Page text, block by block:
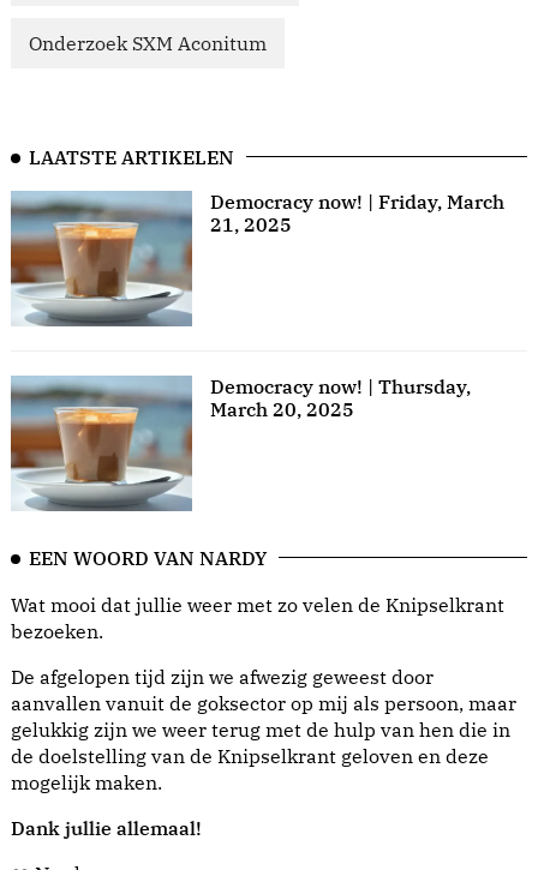
Onderzoek SXM Aconitum
LAATSTE ARTIKELEN
Democracy now! | Friday, March
21, 2025
Democracy now! | Thursday,
March 20, 2025
EEN WOORD VAN NARDY
Wat mooi dat jullie weer met zo velen de Knipselkrant
bezoeken.
De afgelopen tijd zijn we afwezig geweest door
aanvallen vanuit de goksector op mij als persoon, maar
gelukkig zijn we weer terug met de hulp van hen die in
de doelstelling van de Knipselkrant geloven en deze
mogelijk maken.
Dank jullie allemaal!